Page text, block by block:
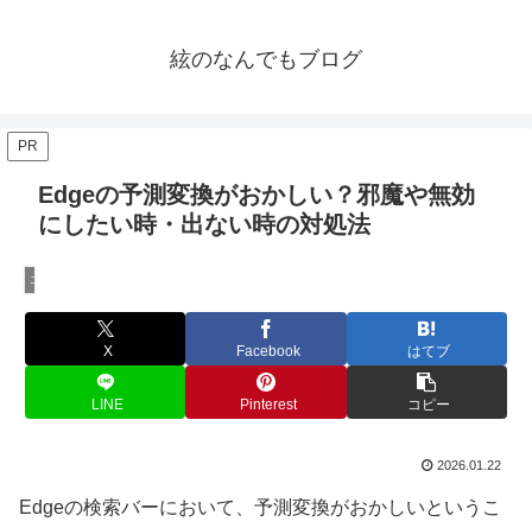
絃のなんでもブログ
PR
Edgeの予測変換がおかしい？邪魔や無効
にしたい時・出ない時の対処法
エンタメ
X Facebook はてブ
LINE Pinterest コピー
2026.01.22
Edgeの検索バーにおいて、予測変換がおかしいというこ